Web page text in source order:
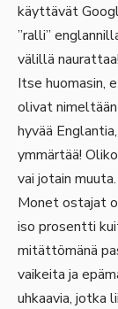
käyttävät
”ralli”
välillä naurattaa!
Itse huomasin,
olivat
hyvää
ymmärtää!
vai jotain
Monet ostajat
iso prosentti
mitättömänä
vaikeita ja
uhkaavia, jotka